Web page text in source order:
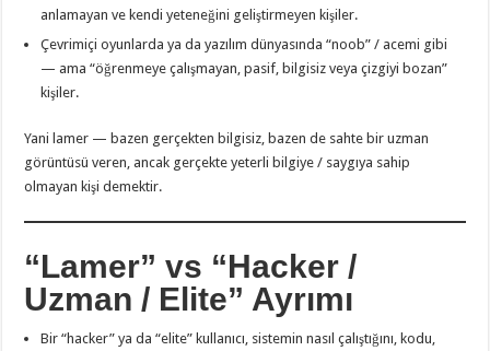
anlamayan ve kendi yeteneğini geliştirmeyen kişiler.
Çevrimiçi oyunlarda ya da yazılım dünyasında “noob” / acemi gibi
— ama “öğrenmeye çalışmayan, pasif, bilgisiz veya çizgiyi bozan”
kişiler.
Yani lamer — bazen gerçekten bilgisiz, bazen de sahte bir uzman
görüntüsü veren, ancak gerçekte yeterli bilgiye / saygıya sahip
olmayan kişi demektir.
“Lamer” vs “Hacker /
Uzman / Elite” Ayrımı
Bir “hacker” ya da “elite” kullanıcı, sistemin nasıl çalıştığını, kodu,